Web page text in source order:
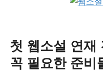
첫 웹소설 연재
꼭 필요한 준비